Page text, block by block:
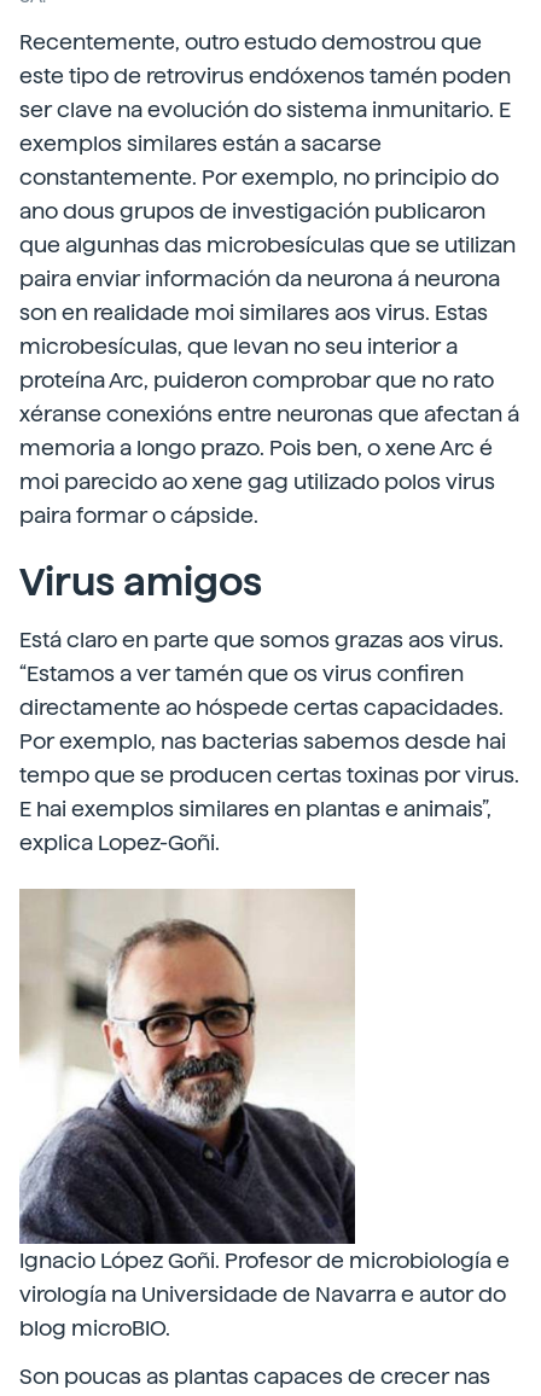
Recentemente, outro estudo demostrou que
este tipo de retrovirus endóxenos tamén poden
ser clave na evolución do sistema inmunitario. E
exemplos similares están a sacarse
constantemente. Por exemplo, no principio do
ano dous grupos de investigación publicaron
que algunhas das microbesículas que se utilizan
paira enviar información da neurona á neurona
son en realidade moi similares aos virus. Estas
microbesículas, que levan no seu interior a
proteína Arc, puideron comprobar que no rato
xéranse conexións entre neuronas que afectan á
memoria a longo prazo. Pois ben, o xene Arc é
moi parecido ao xene gag utilizado polos virus
paira formar o cápside.
Virus amigos
Está claro en parte que somos grazas aos virus.
“Estamos a ver tamén que os virus confiren
directamente ao hóspede certas capacidades.
Por exemplo, nas bacterias sabemos desde hai
tempo que se producen certas toxinas por virus.
E hai exemplos similares en plantas e animais”,
explica Lopez-Goñi.
Ignacio López Goñi. Profesor de microbiología e
virología na Universidade de Navarra e autor do
blog microBIO.
Son poucas as plantas capaces de crecer nas